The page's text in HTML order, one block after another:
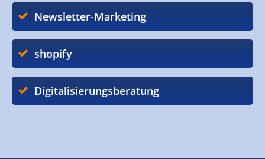
Newsletter-Marketing
shopify
Digitalisierungsberatung